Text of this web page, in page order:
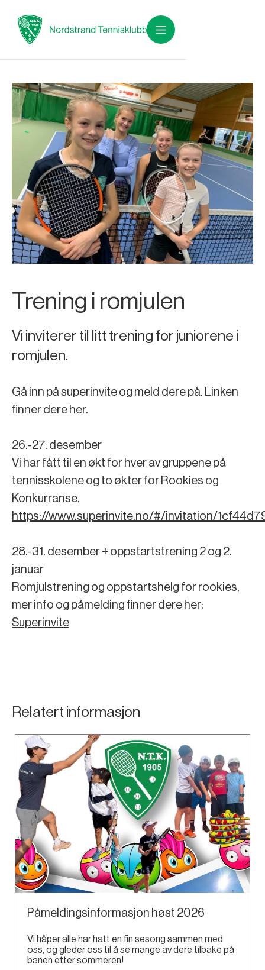
Trening i romjulen
Vi inviterer til litt trening for juniorene i
romjulen.
Gå inn på superinvite og meld dere på. Linken
finner dere her.
26.-27. desember
Vi har fått til en økt for hver av gruppene på
tennisskolene og to økter for Rookies og
Konkurranse.
https://www.superinvite.no/#/invitation/
28.-31. desember + oppstartstrening 2 og 2.
januar
Romjulstrening og oppstartshelg for rookies,
mer info og påmelding finner dere her:
Superinvite
Relatert informasjon
Påmeldingsinformasjon høst 2026
Vi håper alle har hatt en fin sesong sammen med
oss, og gleder oss til å se mange av dere tilbake på
banen etter sommeren!